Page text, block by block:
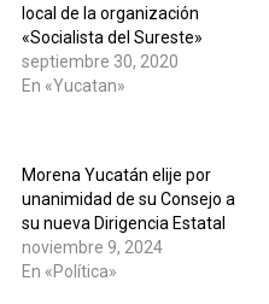
local de la organización
«Socialista del Sureste»
septiembre 30, 2020
En «Yucatan»
Morena Yucatán elije por
unanimidad de su Consejo a
su nueva Dirigencia Estatal
noviembre 9, 2024
En «Política»